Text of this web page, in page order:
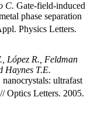
C. Gate-field-induced
phase separation
Physics Letters.
López R., Feldman
Haynes T.E.
nanocrystals: ultrafast
Optics Letters. 2005.